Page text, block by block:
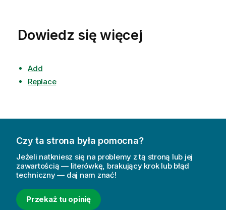
Dowiedz się więcej
Add
Replace
Czy ta strona była pomocna?
Jeżeli natkniesz się na problemy z tą stroną lub jej
zawartością — literówkę, brakujący krok lub błąd
techniczny — daj nam znać!
Przekaż tu opinię